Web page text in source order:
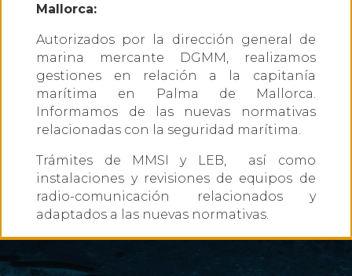
Mallorca:
Autorizados por la dirección general de
marina mercante DGMM, realizamos
gestiones en relación a la capitanía
marítima en Palma de Mallorca.
Informamos de las nuevas normativas
relacionadas con la seguridad marítima.
Trámites de MMSI y LEB, así como
instalaciones y revisiones de equipos de
radio-comunicación relacionados y
adaptados a las nuevas normativas.